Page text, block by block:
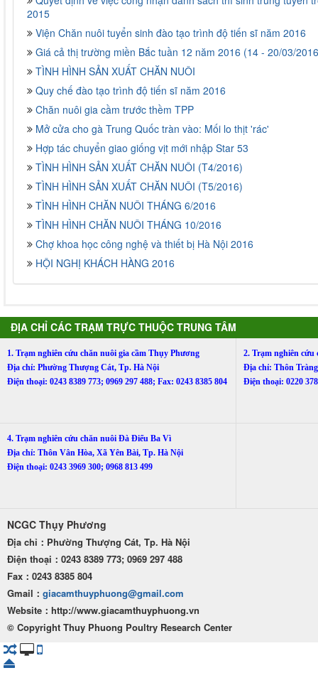
2015
Viện Chăn nuôi tuyển sinh đào tạo trình độ tiến sĩ năm 2016
Giá cả thị trường miền Bắc tuần 12 năm 2016 (14 - 20/03/
TÌNH HÌNH SẢN XUẤT CHĂN NUÔI
Quy chế đào tạo trình độ tiến sĩ năm 2016
Chăn nuôi gia cầm trước thềm TPP
Mở cửa cho gà Trung Quốc tràn vào: Mối lo thịt 'rác'
Hợp tác chuyển giao giống vịt mới nhập Star 53
TÌNH HÌNH SẢN XUẤT CHĂN NUÔI (T4/2016)
TÌNH HÌNH SẢN XUẤT CHĂN NUÔI (T5/2016)
TÌNH HÌNH CHĂN NUÔI THÁNG 6/2016
TÌNH HÌNH CHĂN NUÔI THÁNG 10/2016
Chợ khoa học công nghệ và thiết bị Hà Nội 2016
HỘI NGHỊ KHÁCH HÀNG 2016
ĐỊA CHỈ CÁC TRẠM TRỰC THUỘC TRUNG TÂM
1. Trạm nghiên cứu chăn nuôi gia cầm Thụy Phương
Địa chỉ: Phường Thượng Cát, Tp. Hà Nội
Điện thoại: 0243 8389 773; 0969 297 488; Fax: 0243 8385 804
2. Trạm nghiên
Địa chỉ: Thôn
Điện thoại: 0220
4. Trạm nghiên cứu chăn nuôi Đà Điểu Ba Vì
Địa chỉ: Thôn Vân Hòa, Xã Yên Bài, Tp. Hà Nội
Điện thoại: 0243 3969 300; 0968 813 499
NCGC Thụy Phương
Địa chỉ：Phường Thượng Cát, Tp. Hà Nội
Điện thoại：0243 8389 773; 0969 297 488
Fax：0243 8385 804
Gmail： giacamthuyphuong@gmail.com
Website：http://www.giacamthuyphuong.vn
© Copyright Thuy Phuong Poultry Research Center